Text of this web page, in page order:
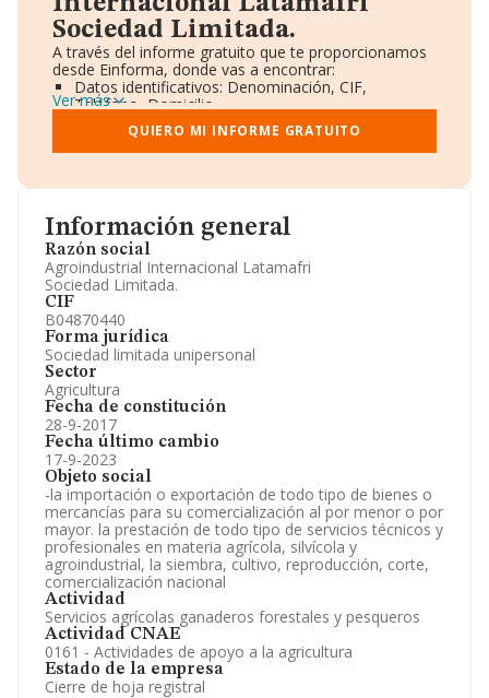
Información general
Razón social
Agroindustrial Internacional Latamafri
Sociedad Limitada.
CIF
B04870440
Forma jurídica
Sociedad limitada unipersonal
Sector
Agricultura
Fecha de constitución
28-9-2017
Fecha último cambio
17-9-2023
Objeto social
-la importación o exportación de todo tipo de bienes o
mercancías para su comercialización al por menor o por
mayor. la prestación de todo tipo de servicios técnicos y
profesionales en materia agrícola, silvícola y
agroindustrial, la siembra, cultivo, reproducción, corte,
comercialización nacional
Actividad
Servicios agrícolas ganaderos forestales y pesqueros
Actividad CNAE
0161 - Actividades de apoyo a la agricultura
Estado de la empresa
Cierre de hoja registral
Sociedad Limitada.
A través del informe gratuito que te proporcionamos
desde Einforma, donde vas a encontrar:
Datos identificativos: Denominación, CIF,
Teléfono, Domicilio.
Informe Mercantil Completo (BORME).
Gráficos de Evolución Ventas y Empleados.
Consejo de Administración y Administradores.
Accionistas.
Artículos de prensa publicados sobre la empresa.
Información oficial y registral complementaria.
Ver más
QUIERO MI INFORME GRATUITO